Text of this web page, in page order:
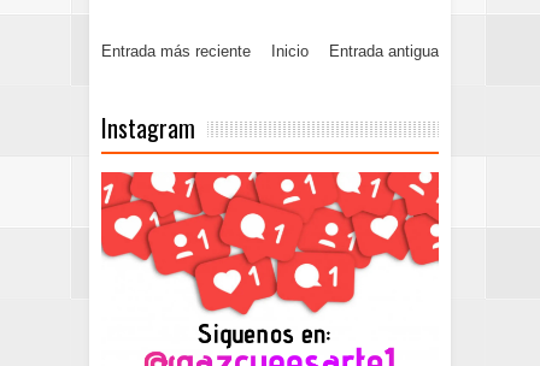
Entrada más reciente Entrada antigua
Inicio
Instagram